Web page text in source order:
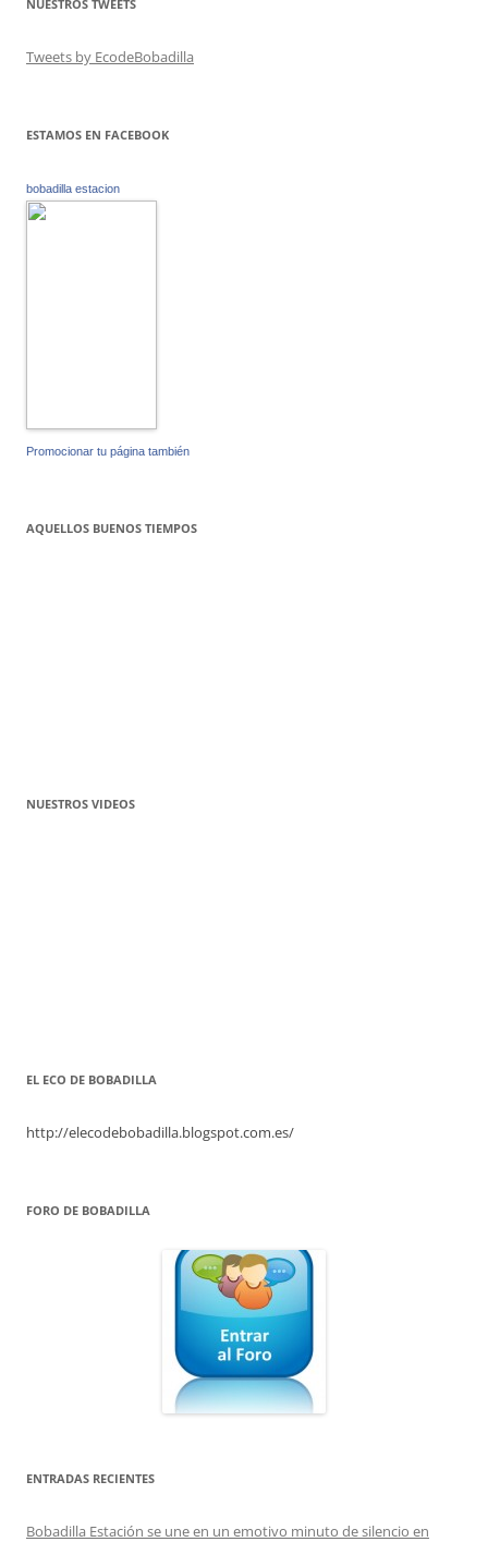
NUESTROS TWEETS
Tweets by EcodeBobadilla
ESTAMOS EN FACEBOOK
bobadilla estacion
Promocionar tu página también
AQUELLOS BUENOS TIEMPOS
NUESTROS VIDEOS
EL ECO DE BOBADILLA
http://elecodebobadilla.blogspot.com.es/
FORO DE BOBADILLA
ENTRADAS RECIENTES
Bobadilla Estación se une en un emotivo minuto de silencio en